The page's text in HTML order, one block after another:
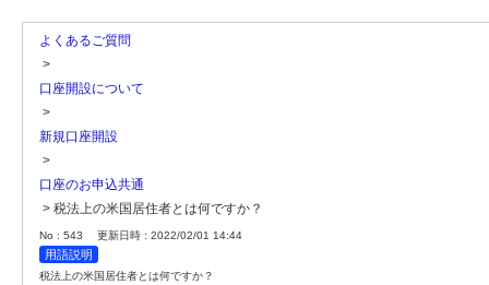
よくあるご質問
>
口座開設について
>
新規口座開設
>
口座のお申込共通
> 税法上の米国居住者とは何ですか？
No : 543 更新日時 : 2022/02/01 14:44
用語説明
税法上の米国居住者とは何ですか？